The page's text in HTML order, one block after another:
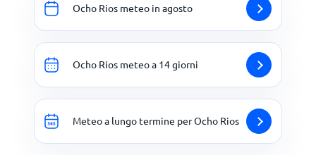
Ocho Rios meteo in agosto
Ocho Rios meteo a 14 giorni
Meteo a lungo termine per Ocho Rios